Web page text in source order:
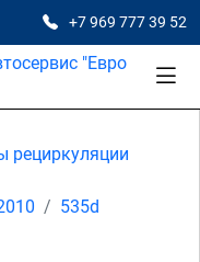
+7 969 777 39 52
рециркуляции
535d